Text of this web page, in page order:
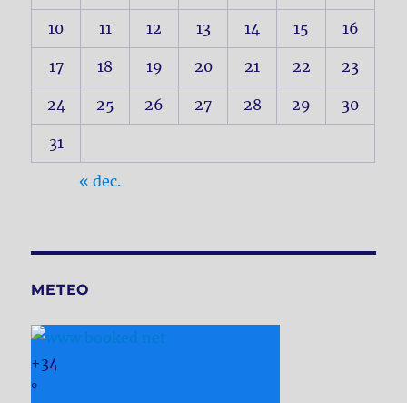
10 11 12 13 14 15 16
17 18 19 20 21 22 23
24 25 26 27 28 29 30
31
« dec.
METEO
+34
°